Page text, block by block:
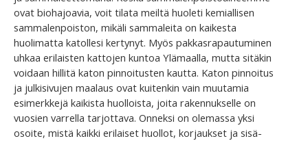
ovat biohajoavia, voit tilata meiltä huoleti kemiallisen
sammalenpoiston, mikäli sammaleita on kaikesta
huolimatta katollesi kertynyt. Myös pakkasrapautuminen
uhkaa erilaisten kattojen kuntoa Ylämaalla, mutta sitäkin
voidaan hillitä katon pinnoitusten kautta. Katon pinnoitus
ja julkisivujen maalaus ovat kuitenkin vain muutamia
esimerkkejä kaikista huolloista, joita rakennukselle on
vuosien varrella tarjottava. Onneksi on olemassa yksi
osoite, mistä kaikki erilaiset huollot, korjaukset ja sisä-